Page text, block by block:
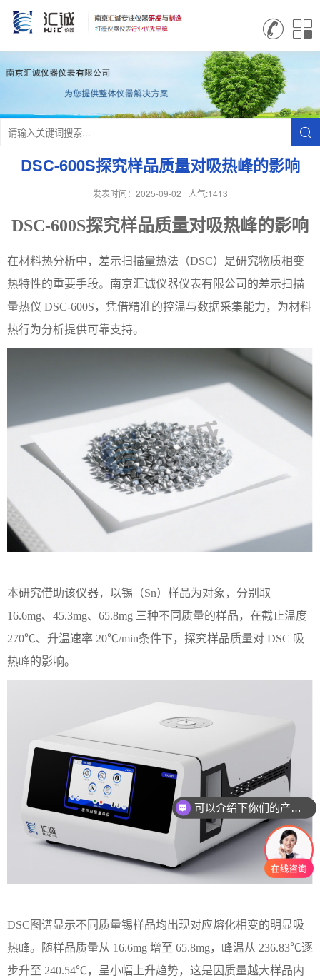
DSC-600S探究样品质量对吸热峰的影响
发表时间：2025-09-02 人气:1413
DSC-600S探究样品质量对吸热峰的影响
在材料热分析中，差示扫描量热法（DSC）是研究物质相变
热特性的重要手段。南京汇诚仪器仪表有限公司的差示扫描
量热仪 DSC-600S，凭借精准的控温与数据采集能力，为材料
热行为分析提供可靠支持。
本研究借助该仪器，以锡（Sn）样品为对象， 分别取
16.6mg、45.3mg、65.8mg 三种不同质量的样品 ，在截止温度
270℃、升温速率 20℃/min条件下，探究样品质量对 DSC 吸
热峰的影响。
DSC图谱显示不同质量锡样品均出现对应熔化相变的明显吸
热峰。随样品质量从 16.6mg 增至 65.8mg，峰温从 236.83℃逐
步升至 240.54℃，呈小幅上升趋势，这是因质量越大样品内
可以介绍下你们的产品么